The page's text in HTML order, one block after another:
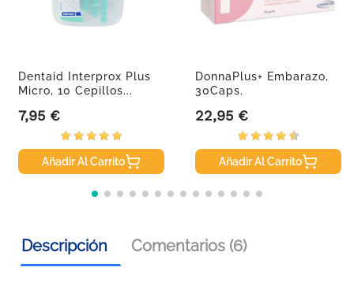
Dentaid Interprox Plus
Micro, 10 Cepillos...
Precio
7,95 €
Añadir Al Carrito
DonnaPlus+ Embarazo,
30Caps.
Precio
22,95 €
Añadir Al Carrito
Descripción Comentarios (6)